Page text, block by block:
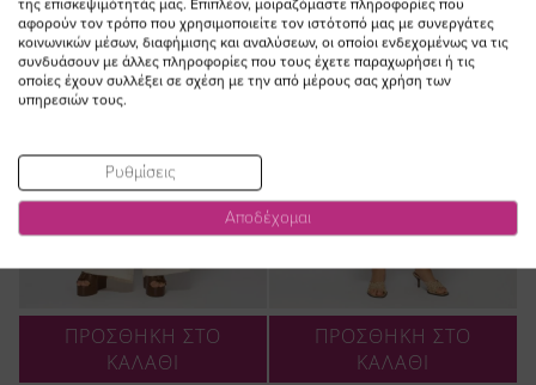
ΠΡΟΣΘΗΚΗ ΣΤΟ
ΚΑΛΑΘΙ
ΠΡΟΣΘΗΚΗ ΣΤΟ
ΚΑΛΑΘΙ
της επισκεψιμότητάς μας. Επιπλέον, μοιραζόμαστε πληροφορίες που
αφορούν τον τρόπο που χρησιμοποιείτε τον ιστότοπό μας με συνεργάτες
κοινωνικών μέσων, διαφήμισης και αναλύσεων, οι οποίοι ενδεχομένως να τις
συνδυάσουν με άλλες πληροφορίες που τους έχετε παραχωρήσει ή τις
οποίες έχουν συλλέξει σε σχέση με την από μέρους σας χρήση των
υπηρεσιών τους.
Ρυθμίσεις
Αποδέχομαι